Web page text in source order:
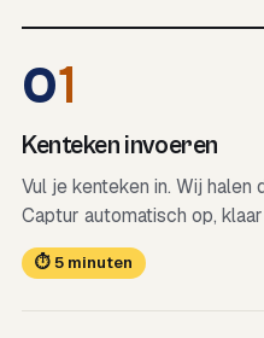
01
Kenteken invoeren
Vul je kenteken in. Wij
Captur automatisch op,
⏱ 5 minuten